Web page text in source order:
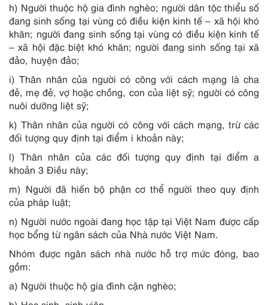
h) Người thuộc hộ gia đình nghèo; người dân tộc thiểu số
đang sinh sống tại vùng có điều kiện kinh tế – xã hội khó
khăn; người đang sinh sống tại vùng có điều kiện kinh tế
– xã hội đặc biệt khó khăn; người đang sinh sống tại xã
đảo, huyện đảo;
i) Thân nhân của người có công với cách mạng là cha
đẻ, mẹ đẻ, vợ hoặc chồng, con của liệt sỹ; người có công
nuôi dưỡng liệt sỹ;
k) Thân nhân của người có công với cách mạng, trừ các
đối tượng quy định tại điểm i khoản này;
l) Thân nhân của các đối tượng quy định tại điểm a
khoản 3 Điều này;
m) Người đã hiến bộ phận cơ thể người theo quy định
của pháp luật;
n) Người nước ngoài đang học tập tại Việt Nam được cấp
học bổng từ ngân sách của Nhà nước Việt Nam.
Nhóm được ngân sách nhà nước hỗ trợ mức đóng, bao
gồm:
a) Người thuộc hộ gia đình cận nghèo;